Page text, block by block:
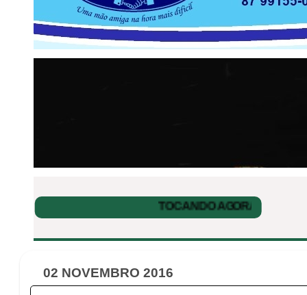
02 NOVEMBRO 2016